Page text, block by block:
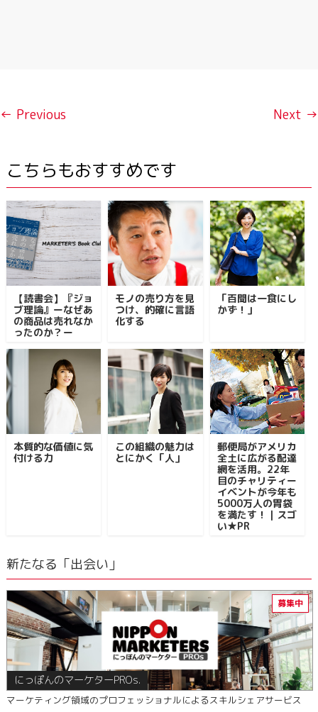
← Previous Next →
こちらもおすすめです
【読書会】『ジョ
ブ理論』ーなぜあ
の商品は売れなか
ったのか？ー
モノの売り方を見
つけ、的確に言語
化する
「百聞は一食にし
かず！」
本質的な価値に気
付ける力
この組織の魅力は
とにかく「人」
郵便局がアメリカ
全土に広がる配達
網を活用。22年
目のチャリティー
イベントが今年も
5000万人の胃袋
を満たす！｜スゴ
い★PR
新たなる「出会い」
にっぽんのマーケターPROs.
マーケティング領域のプロフェッショナルによるスキルシェアサービス